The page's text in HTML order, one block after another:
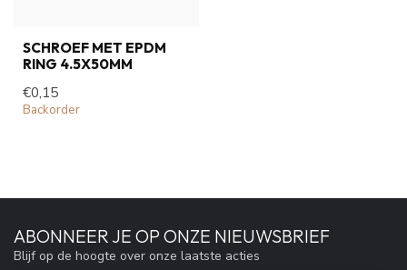
SCHROEF MET EPDM
RING 4.5X50MM
€0,15
Backorder
ABONNEER JE OP ONZE NIEUWSBRIEF
Blijf op de hoogte over onze laatste acties